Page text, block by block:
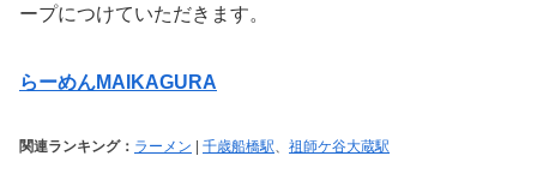
ープにつけていただきます。
らーめんMAIKAGURA
関連ランキング： ラーメン 千歳船橋駅、 祖師ケ谷大蔵駅